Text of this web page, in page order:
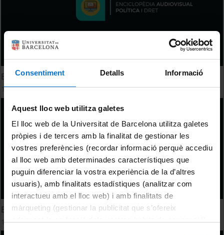
Consentiment Detalls Informació
Aquest lloc web utilitza galetes
El lloc web de la Universitat de Barcelona utilitza galetes
pròpies i de tercers amb la finalitat de gestionar les
vostres preferències (recordar informació perquè accediu
al lloc web amb determinades característiques que
puguin diferenciar la vostra experiència de la d’altres
usuaris), amb finalitats estadístiques (analitzar com
interactueu amb el lloc web) i amb finalitats de
màrqueting (gestionar la publicitat que s’ofereix
El dret a l'eutanàsia
19 February, 2026
Els estatuts d'autonomia
11 February, 2026